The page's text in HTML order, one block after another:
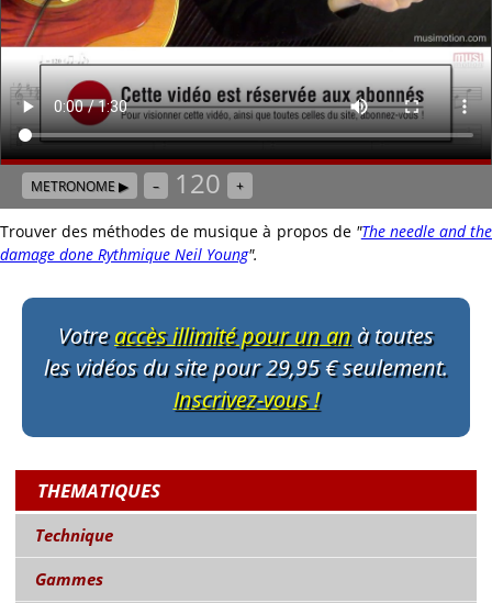
METRONOME ▶ – 120 +
Trouver des méthodes de musique à propos de "The needle and the
damage done Rythmique Neil Young".
Votreaccès illimité pour un anà toutes
les vidéos du site pour 29,95 € seulement.
Inscrivez-vous !
THEMATIQUES
Technique
Gammes